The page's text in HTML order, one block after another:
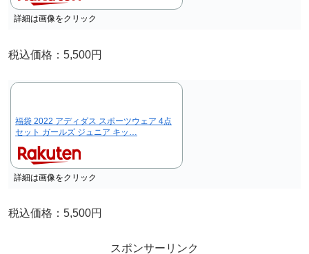
詳細は画像をクリック
税込価格：5,500円
福袋 2022 アディダス スポーツウェア 4点
セット ガールズ ジュニア キッ…
詳細は画像をクリック
税込価格：5,500円
スポンサーリンク